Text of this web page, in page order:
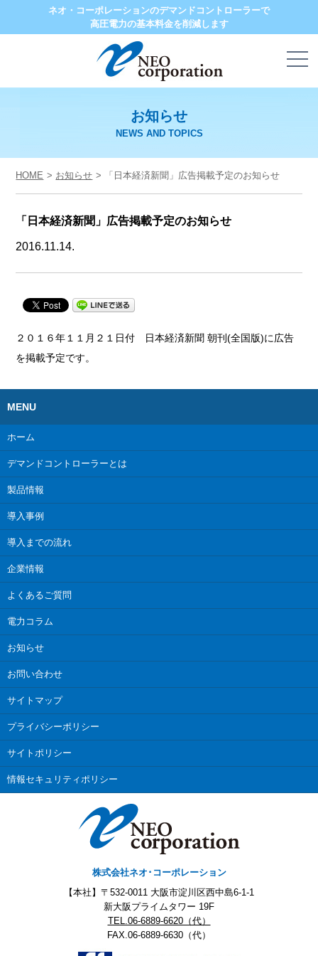
ネオ・コーポレーションのデマンドコントローラーで
高圧電力の基本料金を削減します
お知らせ
NEWS AND TOPICS
HOME お知らせ 「日本経済新聞」広告掲載予定のお知らせ
「日本経済新聞」広告掲載予定のお知らせ
2016.11.14.
２０１６年１１月２１日付 日本経済新聞 朝刊(全国版)に広告
を掲載予定です。
MENU
ホーム
デマンドコントローラーとは
製品情報
導入事例
導入までの流れ
企業情報
よくあるご質問
電力コラム
お知らせ
お問い合わせ
サイトマップ
プライバシーポリシー
サイトポリシー
情報セキュリティポリシー
株式会社ネオ･コーポレーション
【本社】〒532-0011 大阪市淀川区西中島6-1-1
新大阪プライムタワー 19F
TEL.06-6889-6620（代）
FAX.06-6889-6630（代）